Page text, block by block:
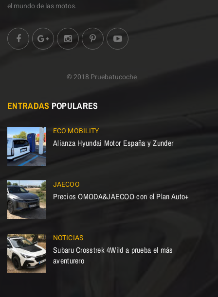
el mundo de las motos.
© 2018 Pruebatucoche
ENTRADAS POPULARES
ECO MOBILITY
Alianza Hyundai Motor España y Zunder
JAECOO
Precios OMODA&JAECOO con el Plan Auto+
NOTICIAS
Subaru Crosstrek 4Wild a prueba el más
aventurero